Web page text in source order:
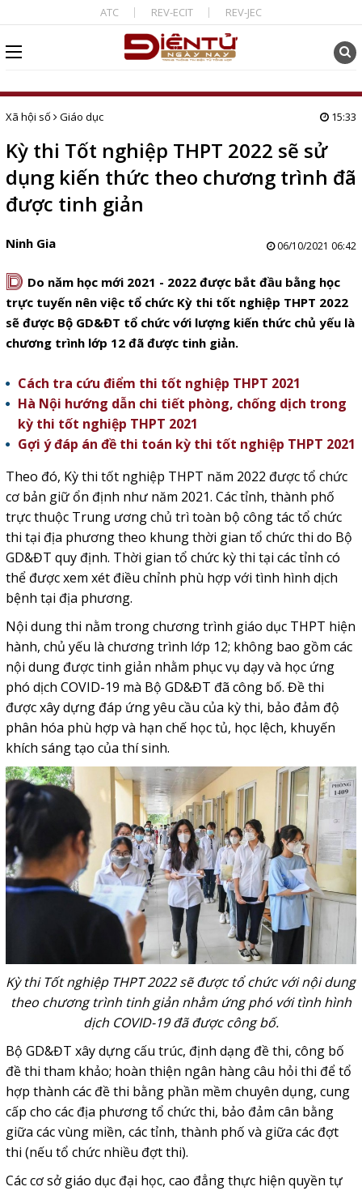
ATC REV-ECIT REV-JEC
Xã hội số Giáo dục 15:33
Kỳ thi Tốt nghiệp THPT 2022 sẽ sử
dụng kiến thức theo chương trình đã
được tinh giản
Ninh Gia 06/10/2021 06:42
D Do năm học mới 2021 - 2022 được bắt đầu bằng học
trực tuyến nên việc tổ chức Kỳ thi tốt nghiệp THPT 2022
sẽ được Bộ GD&ĐT tổ chức với lượng kiến thức chủ yếu là
chương trình lớp 12 đã được tinh giản.
Cách tra cứu điểm thi tốt nghiệp THPT 2021
Hà Nội hướng dẫn chi tiết phòng, chống dịch trong
kỳ thi tốt nghiệp THPT 2021
Gợi ý đáp án đề thi toán kỳ thi tốt nghiệp THPT 2021
Theo đó, Kỳ thi tốt nghiệp THPT năm 2022 được tổ chức
cơ bản giữ ổn định như năm 2021. Các tỉnh, thành phố
trực thuộc Trung ương chủ trì toàn bộ công tác tổ chức
thi tại địa phương theo khung thời gian tổ chức thi do Bộ
GD&ĐT quy định. Thời gian tổ chức kỳ thi tại các tỉnh có
thể được xem xét điều chỉnh phù hợp với tình hình dịch
bệnh tại địa phương.
Nội dung thi nằm trong chương trình giáo dục THPT hiện
hành, chủ yếu là chương trình lớp 12; không bao gồm các
nội dung được tinh giản nhằm phục vụ dạy và học ứng
phó dịch COVID-19 mà Bộ GD&ĐT đã công bố. Đề thi
được xây dựng đáp ứng yêu cầu của kỳ thi, bảo đảm độ
phân hóa phù hợp và hạn chế học tủ, học lệch, khuyến
khích sáng tạo của thí sinh.
Kỳ thi Tốt nghiệp THPT 2022 sẽ được tổ chức với nội dung
theo chương trình tinh giản nhằm ứng phó với tình hình
dịch COVID-19 đã được công bố.
Bộ GD&ĐT xây dựng cấu trúc, định dạng đề thi, công bố
đề thi tham khảo; hoàn thiện ngân hàng câu hỏi thi để tổ
hợp thành các đề thi bằng phần mềm chuyên dụng, cung
cấp cho các địa phương tổ chức thi, bảo đảm cân bằng
giữa các vùng miền, các tỉnh, thành phố và giữa các đợt
thi (nếu tổ chức nhiều đợt thi).
Các cơ sở giáo dục đại học, cao đẳng thực hiện quyền tự